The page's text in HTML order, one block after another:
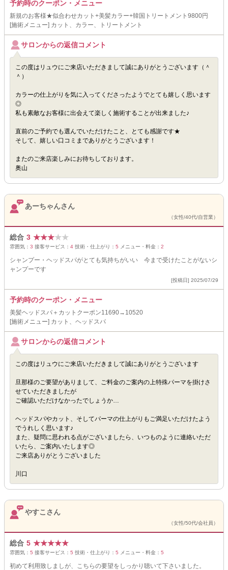
予約時のクーポン・メニュー
新規のお客様★似合わせカット+美髪カラー+韓国トリートメント9800円
[施術メニュー] カット、カラー、トリートメント
サロンからの返信コメント
この度はリュウにご来店いただきまして誠にありがとうございます（＾
＾）
カラーの仕上がりを気に入ってくださったようでとても嬉しく思います
◎
私も素敵なお客様に出会えて楽しく施術することが出来ました♪
直前のご予約でも選んでいただけたこと、とても感謝です★
そして、嬉しい口コミまでありがとうございます！
またのご来店楽しみにお待ちしております。
奥山
あーちゃんさん
（女性/40代/自営業）
総合 3 ★★★★★
雰囲気： 3 接客サービス： 4 技術・仕上がり： 5 メニュー・料金： 2
シャンプー・ヘッドスパがとても気持ちがいい 今まで受けたことがないシ
ャンプーです
[投稿日] 2025/07/29
予約時のクーポン・メニュー
美髪ヘッドスパ＋カットクーポン11690→10520
[施術メニュー] カット、ヘッドスパ
サロンからの返信コメント
この度はリュウにご来店いただきまして誠にありがとうございます
旦那様のご要望がありまして、ご料金のご案内の上特殊パーマを掛けさ
せていただきましたが
ご確認いただけなかったでしょうか…
ヘッドスパやカット、そしてパーマの仕上がりもご満足いただけたよう
でうれしく思います♪
また、疑問に思われる点がございましたら、いつものように連絡いただ
いたら、ご案内いたします◎
ご来店ありがとうございました
川口
やすこさん
（女性/50代/会社員）
総合 5 ★★★★★
雰囲気： 5 接客サービス： 5 技術・仕上がり： 5 メニュー・料金： 5
初めて利用致しましが、こちらの要望をしっかり聴いて下さいました。